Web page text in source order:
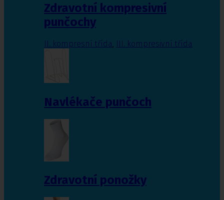
Zdravotní kompresivní
punčochy
II. kompresní třída III. kompresivní třída
Navlékače punčoch
Zdravotní ponožky